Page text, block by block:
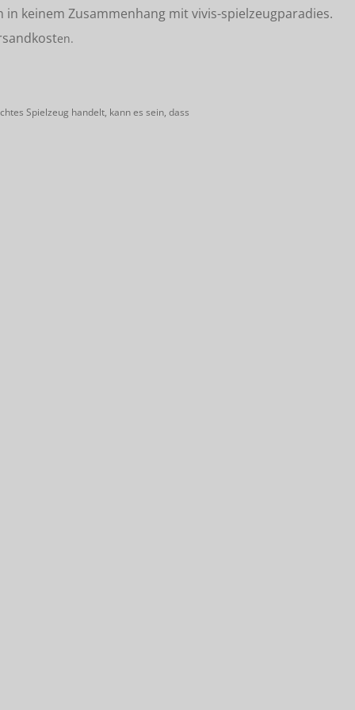
keinem Zusammenhang mit vivis-spielzeugparadies.
en.
Spielzeug handelt, kann es sein, dass